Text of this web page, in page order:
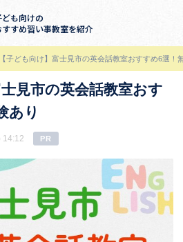
ども向けの
すすめ習い事教室を紹介
【子ども向け】富士見市の英会話教室おすすめ6選！
士見市の英会話教室おす
あり
14:12 PR